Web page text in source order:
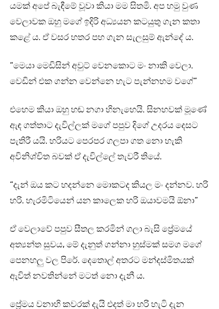
යමක් අපේ බැඳීමේ වූවා කියා මම සිතමි. අප හමු වුණ
වෙලාවක ඔහු මගේ ඉදිරි අධ්‍යයන කටයුතු ගැන කතා
කළේ ය. ඒ වසර හතර පහ ගැන සැලසුම් ඇන්දේ ය.
“මෙයා මෙඩිසින් අවුට් වෙනකොට මං නාකි වෙලා.
වෙඩින් එක ගන්න වෙන්නෙ හැට පැන්නහම වගේ”
එහෙම කියා ඔහු හඬ නගා හිනැහෙයි. සිනහවක් මූණේ
ඇඳ ගත්තාට දැවිල්ලක් මගේ පපුව දිගේ උදරය දෙසට
පැතිරී යයි. හරියට පෙරපර ගලපා ගත නො හැකි
අවිනිශ්චිත බවක් ඒ දැවිල්ලේ තැවරී තියේ.
“දැන් ඔය කට හදන්නෙ මොකටද කියල මං දන්නව. හරි
හරි. හැරමිටියෙන් යන කාලෙක හරි ඔයාවමයි ඕනා”
ඒ වෙලාවේ පපුව සීතල කරමින් ගලා බැසි ප්‍රේමයේ
අත්‍යන්ත සුවය, මේ දැනුත් ගන්නා හුස්මක් සමග මගේ
පෙනහලු වල පිරේ. දෙතොල් අතරට මන්දස්මිතයක්
ඇවිත් නවතින්නේ මටත් නො දැනී ය.
ප්‍රේමය වනාහි කවරක් දැයි එදත් මා හරි හැටි දැන